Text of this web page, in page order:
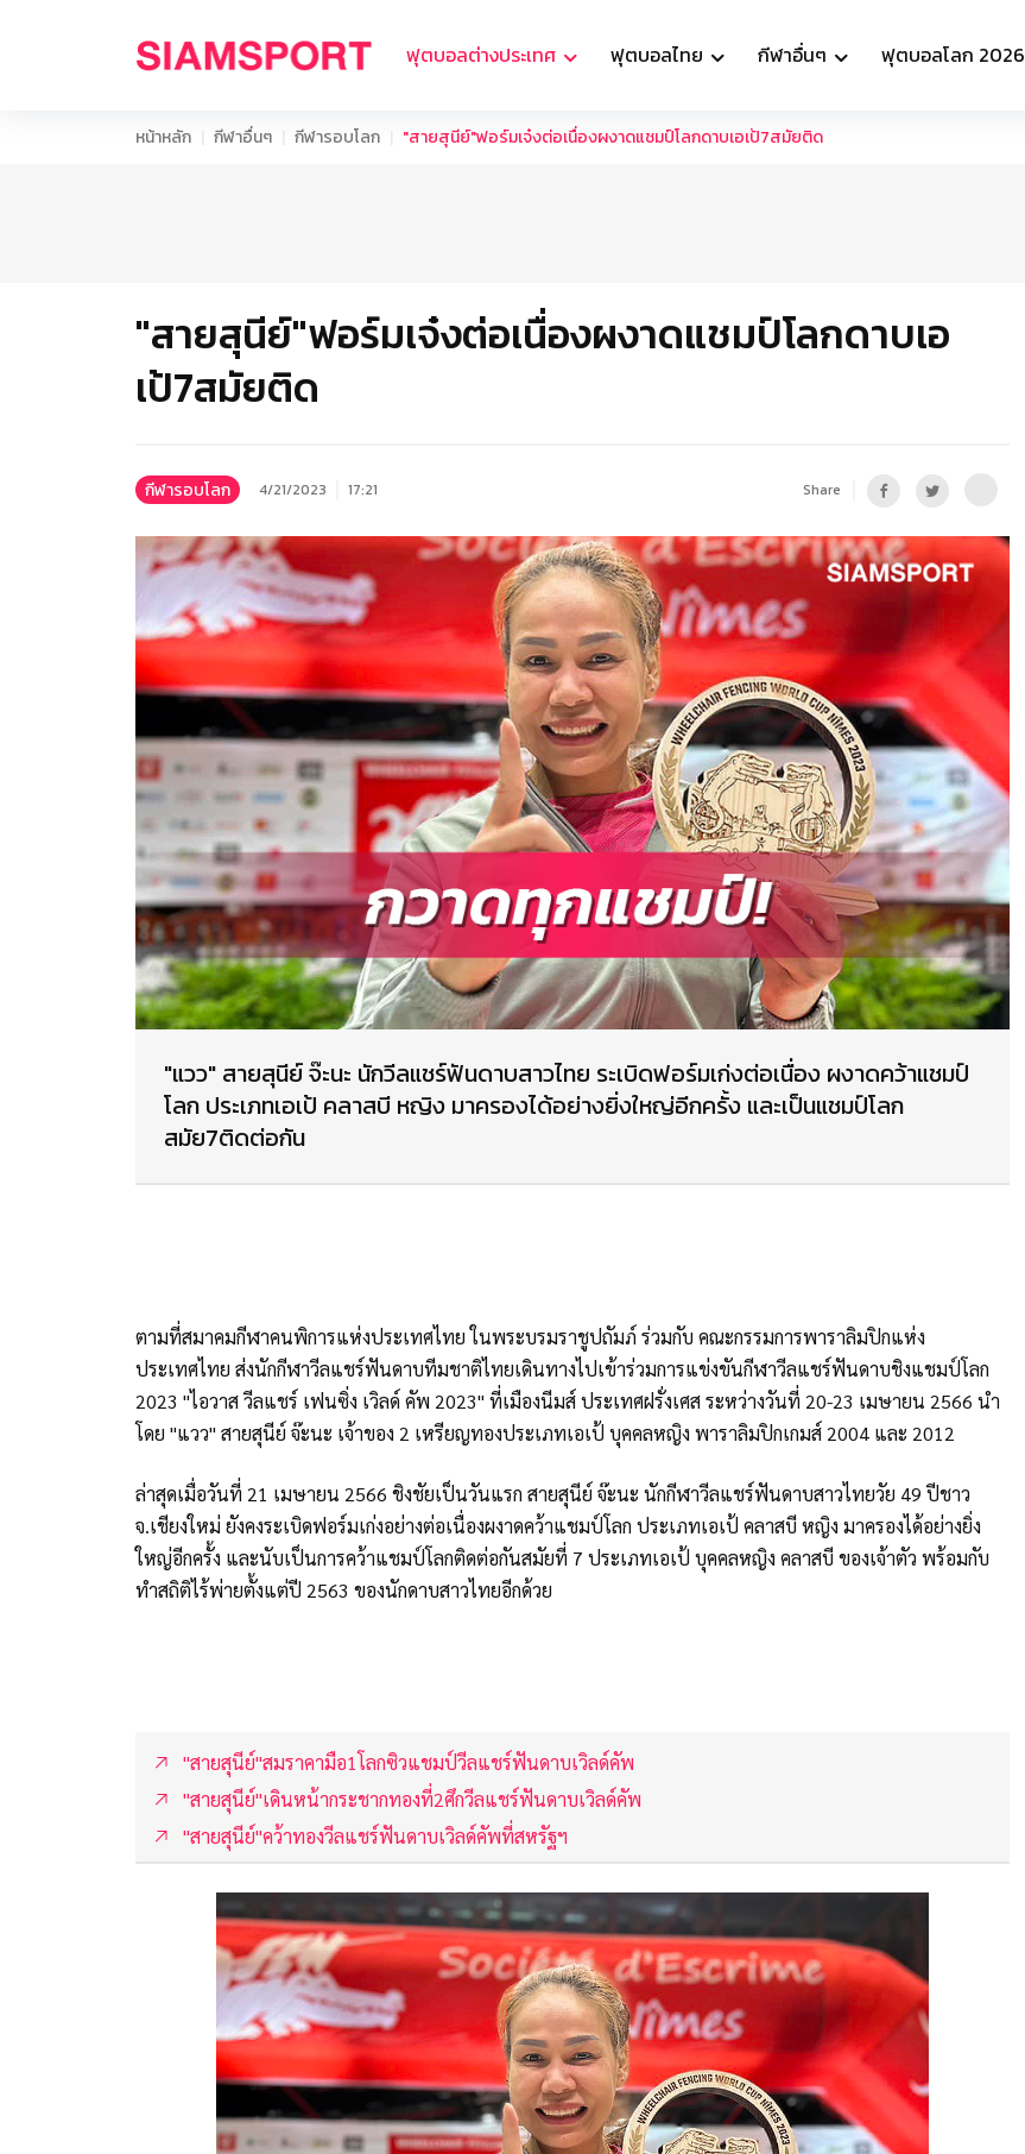
ฟุตบอลต่างประเทศ ฟุตบอลไทย กีฬาอื่นๆ ฟุตบอลโลก 2026
หน้าหลัก กีฬาอื่นๆ กีฬารอบโลก "สายสุนีย์"ฟอร์มเจ๋งต่อเนื่องผงาดแชมป์โลกดาบเอเป้7สมัยติด
"สายสุนีย์"ฟอร์มเจ๋งต่อเนื่องผงาดแชมป์โลกดาบเอ
เป้7สมัยติด
กีฬารอบโลก 4/21/2023 17:21 Share
"แวว" สายสุนีย์ จ๊ะนะ นักวีลแชร์ฟันดาบสาวไทย ระเบิดฟอร์มเก่งต่อเนื่อง ผงาดคว้าแชมป์
โลก ประเภทเอเป้ คลาสบี​ หญิง มาครองได้อย่างยิ่งใหญ่อีกครั้ง และเป็นแชมป์โลก
สมัย7ติดต่อกัน
ตามที่สมาคมกีฬาคนพิการแห่งประเทศไทย ในพระบรมราชูปถัมภ์ ร่วมกับ คณะกรรมการพาราลิมปิกแห่ง
ประเทศไทย ส่งนักกีฬาวีลแชร์ฟันดาบทีมชาติไทยเดินทางไปเข้าร่วมการแข่งขันกีฬาวีลแชร์ฟันดาบชิงแชมป์โลก
2023 "ไอวาส วีลแชร์ เฟนซิ่ง เวิลด์ คัพ 2023" ที่เมืองนีมส์ ประเทศฝรั่งเศส ระหว่างวันที่ 20-23 เมษายน 2566 นำ
โดย "แวว" สายสุนีย์ จ๊ะนะ เจ้าของ 2 เหรียญทองประเภทเอเป้ บุคคลหญิง พาราลิมปิกเกมส์ 2004 และ 2012
ล่าสุดเมื่อวันที่ 21 เมษายน 2566 ชิงชัยเป็นวันแรก สายสุนีย์ จ๊ะนะ นักกีฬาวีลแชร์ฟันดาบสาวไทยวัย 49 ปีชาว
จ.เชียงใหม่ ยังคงระเบิดฟอร์มเก่งอย่างต่อเนื่องผงาดคว้าแชมป์โลก ประเภทเอเป้ คลาสบี หญิง มาครองได้อย่างยิ่ง
ใหญ่อีกครั้ง และนับเป็นการคว้าแชมป์โลกติดต่อกันสมัยที่ 7 ประเภทเอเป้ บุคคลหญิง คลาสบี ของเจ้าตัว พร้อมกับ
ทำสถิติไร้พ่ายตั้งแต่ปี 2563 ของนักดาบสาวไทยอีกด้วย
"สายสุนีย์"สมราคามือ1โลกซิวแชมป์วีลแชร์ฟันดาบเวิลด์คัพ
"สายสุนีย์"เดินหน้ากระชากทองที่2ศึกวีลแชร์ฟันดาบเวิลด์คัพ
"สายสุนีย์"คว้าทองวีลแชร์ฟันดาบเวิลด์คัพที่สหรัฐฯ